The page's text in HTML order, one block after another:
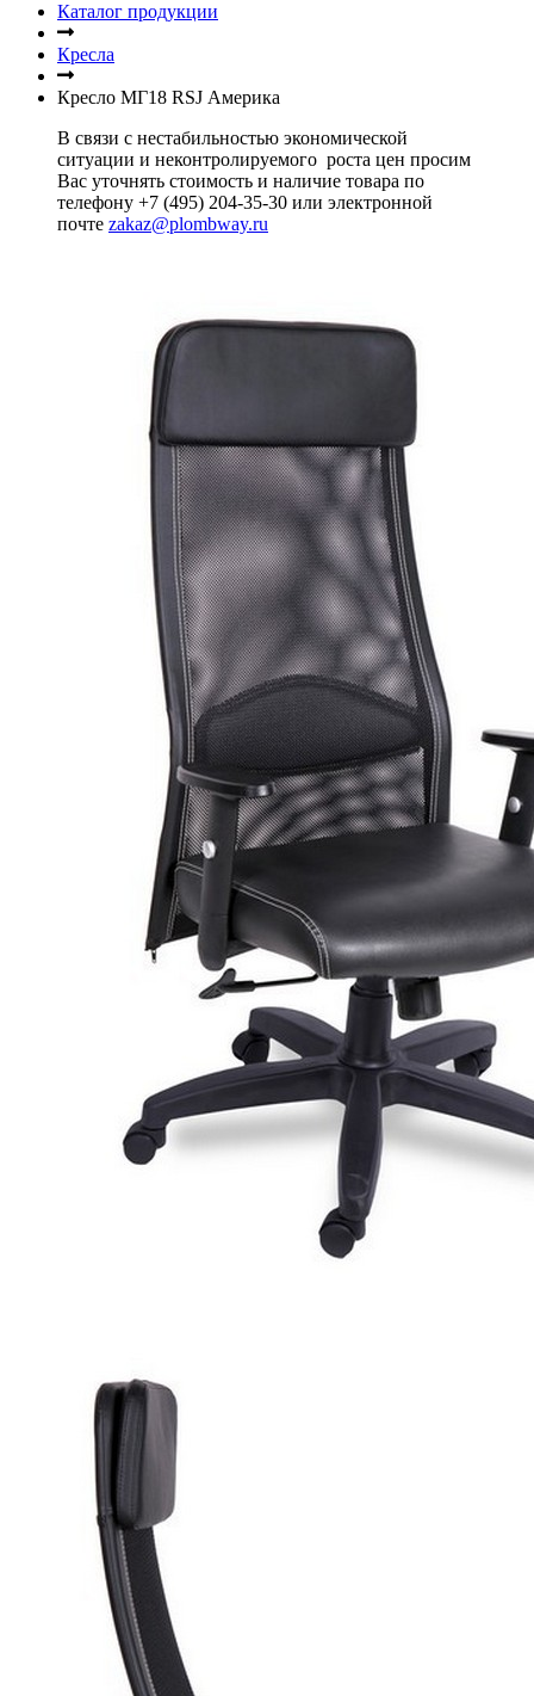
Каталог продукции
Кресла
Кресло МГ18 RSJ Америка
В связи с нестабильностью экономической
ситуации и неконтролируемого роста цен просим
Вас уточнять стоимость и наличие товара по
телефону +7 (495) 204-35-30 или электронной
почте zakaz@plombway.ru